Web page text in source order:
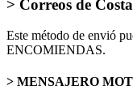
> Correos de
Este método de envió
ENCOMIENDAS.
> MENSAJERO